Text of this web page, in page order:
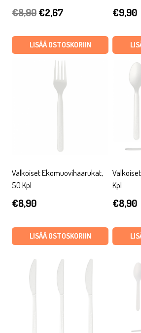
€8,90Alkuperäinen
oli:
€8,90.
€2,67Nykyinen
on:
€2,67.
LISÄÄ OSTOSKORIIN
€9,90
Valkoiset Ekomuovihaarukat,
50 Kpl
€8,90
LISÄÄ OSTOSKORIIN
Kpl
€8,90